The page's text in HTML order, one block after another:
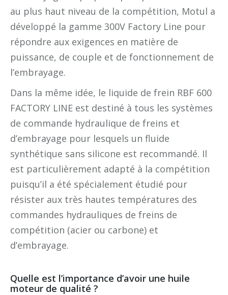
au plus haut niveau de la compétition, Motul a
développé la gamme 300V Factory Line pour
répondre aux exigences en matière de
puissance, de couple et de fonctionnement de
l’embrayage.
Dans la même idée, le liquide de frein RBF 600
FACTORY LINE est destiné à tous les systèmes
de commande hydraulique de freins et
d’embrayage pour lesquels un fluide
synthétique sans silicone est recommandé. Il
est particulièrement adapté à la compétition
puisqu’il a été spécialement étudié pour
résister aux très hautes températures des
commandes hydrauliques de freins de
compétition (acier ou carbone) et
d’embrayage.
Quelle est l’importance d’avoir une huile
moteur de qualité ?